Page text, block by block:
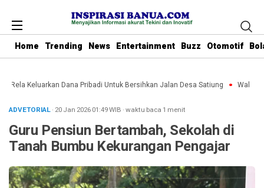
Home Trending News Entertainment Buzz Otomotif
Rela Keluarkan Dana Pribadi Untuk Bersihkan Jalan Desa Satiung Waket
ADVETORIAL· 20 Jan 202601:49WIB ·waktu baca 1 menit
Guru Pensiun Bertambah, Sekolah di
Tanah Bumbu Kekurangan Pengajar